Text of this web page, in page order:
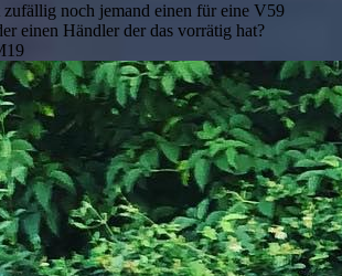
zufällig noch jemand einen für eine V59
einen Händler der das vorrätig hat?